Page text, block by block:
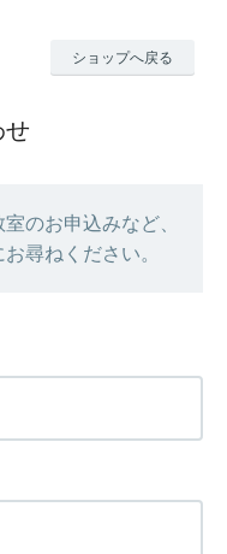
ショップへ戻る
せ
のお申込みなど、
尋ねください。